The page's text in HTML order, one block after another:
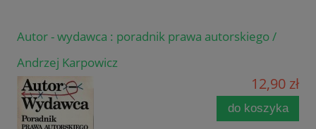
Autor - wydawca : poradnik prawa autorskiego /
Andrzej Karpowicz
12,90 zł
do koszyka